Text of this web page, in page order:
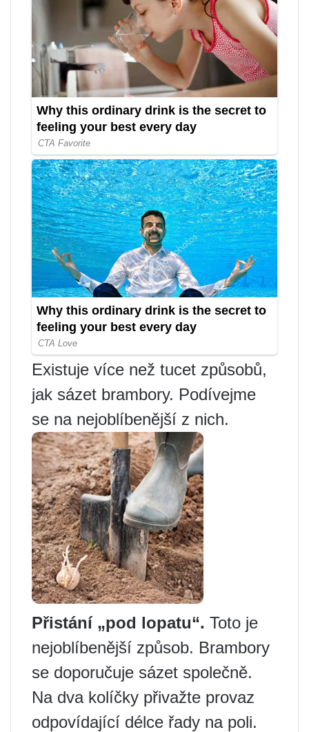
Existuje více než tucet způsobů,
jak sázet brambory. Podívejme
se na nejoblíbenější z nich.
Přistání „pod lopatu“. Toto je
nejoblíbenější způsob. Brambory
se doporučuje sázet společně.
Na dva kolíčky přivažte provaz
odpovídající délce řady na poli.